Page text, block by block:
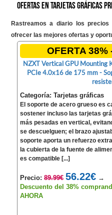
Ofertas en Tarjetas gráficas
Rastreamos a diario los
ofrecer las mejores ofertas y
OFERTA 38%
NZXT Vertical GPU Mounting
PCIe 4.0x16 de 175 mm -
Categoría: Tarjetas gráficas
El soporte de acero grueso es
sostener incluso las tarjetas
más pesadas en vertical,
se descuelguen; el brazo
soporte aporta un refuerzo
la cubierta de la fuente de
es compatible [...]
Precio:89.99€ 56.22€ →
Descuento del 38%
AHORA